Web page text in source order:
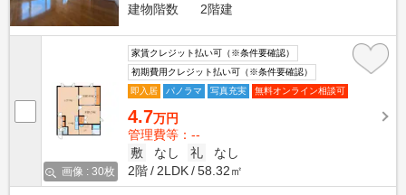
建物階数
2階建
画像 : 30枚
家賃クレジット払い可（※条件要確認）
初期費用クレジット払い可（※条件要確認）
即入居
パノラマ 写真充実 無料オンライン相談可
4.7万円
管理費等：--
敷
なし 礼
なし
2階
2LDK 58.32㎡